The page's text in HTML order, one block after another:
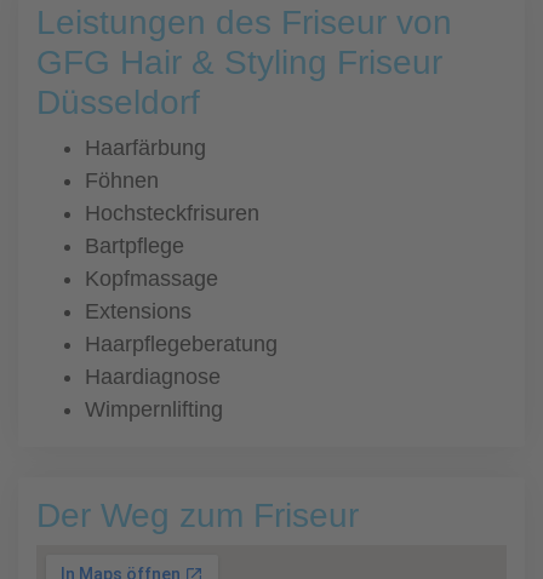
Leistungen des Friseur von
GFG Hair & Styling Friseur
Düsseldorf
Haarfärbung
Föhnen
Hochsteckfrisuren
Bartpflege
Kopfmassage
Extensions
Haarpflegeberatung
Haardiagnose
Wimpernlifting
Der Weg zum Friseur